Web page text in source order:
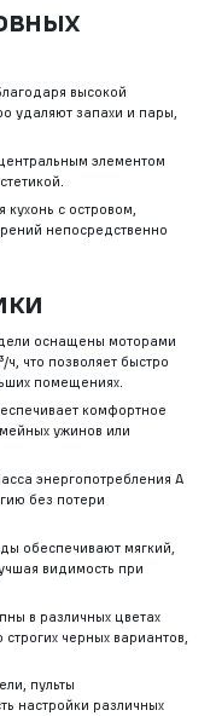
высокой
удаляют запахи и пары,
элементом
кухонь с островом,
непосредственно
оснащены моторами
что позволяет быстро
помещениях.
комфортное
ужинов или
энергопотребления A
без потери
обеспечивают мягкий,
видимость при
в различных цветах
черных вариантов,
пульты
настройки различных